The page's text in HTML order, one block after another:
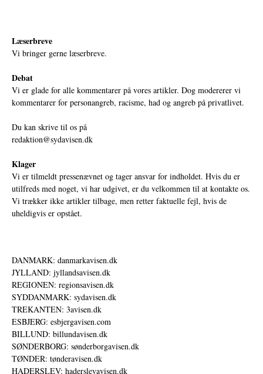
Læserbreve
Vi bringer gerne læserbreve.
Debat
Vi er glade for alle kommentarer på vores artikler. Dog modererer vi
kommentarer for personangreb, racisme, had og angreb på privatlivet.
Du kan skrive til os på
redaktion@sydavisen.dk
Klager
Vi er tilmeldt pressenævnet og tager ansvar for indholdet. Hvis du er
utilfreds med noget, vi har udgivet, er du velkommen til at kontakte os.
Vi trækker ikke artikler tilbage, men retter faktuelle fejl, hvis de
uheldigvis er opstået.
DANMARK: danmarkavisen.dk
JYLLAND: jyllandsavisen.dk
REGIONEN: regionsavisen.dk
SYDDANMARK: sydavisen.dk
TREKANTEN: 3avisen.dk
ESBJERG: esbjergavisen.com
BILLUND: billundavisen.dk
SØNDERBORG: sønderborgavisen.dk
TØNDER: tønderavisen.dk
HADERSLEV: haderslevavisen.dk